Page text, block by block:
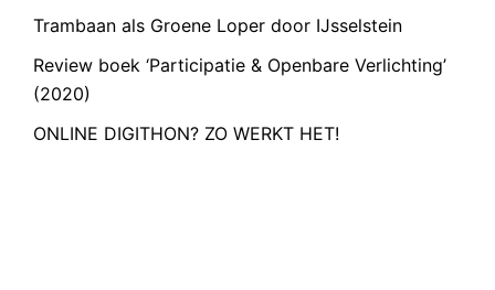
Trambaan als Groene Loper door IJsselstein
Review boek ‘Participatie & Openbare Verlichting’
(2020)
ONLINE DIGITHON? ZO WERKT HET!